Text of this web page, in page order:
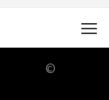
©